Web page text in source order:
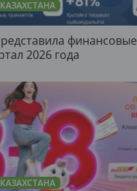
2026 года